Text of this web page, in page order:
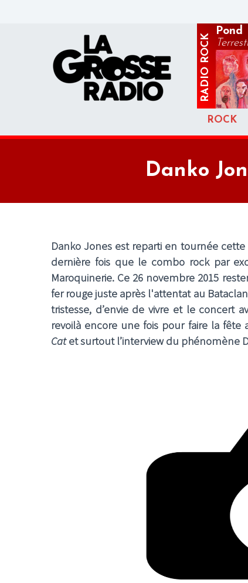
RADIO
ROCK
Pond
ROCK
Danko
Danko Jones est reparti en tournée
dernière fois que le combo rock par
Maroquinerie. Ce 26 novembre 2015
fer rouge juste après l'attentat au
tristesse, d’envie de vivre et le concert
revoilà encore une fois pour faire la fête
Catet surtout l’interview du phénomène